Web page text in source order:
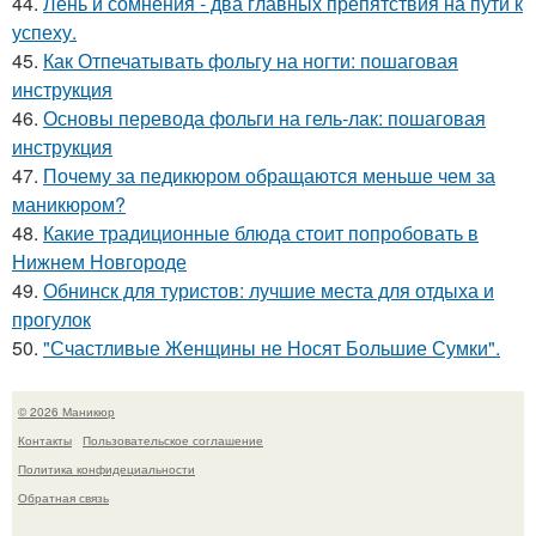
успеху.
45. Как Отпечатывать фольгу на ногти: пошаговая
инструкция
46. Основы перевода фольги на гель-лак: пошаговая
инструкция
47. Почему за педикюром обращаются меньше чем за
маникюром?
48. Какие традиционные блюда стоит попробовать в
Нижнем Новгороде
49. Обнинск для туристов: лучшие места для отдыха и
прогулок
50. "Счастливые Женщины не Носят Большие Сумки".
© 2026 Маникюр
Контакты
Пользовательское соглашение
Политика конфидециальности
Обратная связь